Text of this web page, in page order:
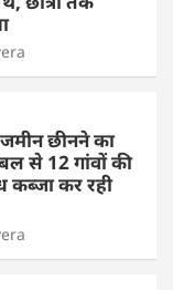
छीनने का
से 12 गांवों की
कर रही